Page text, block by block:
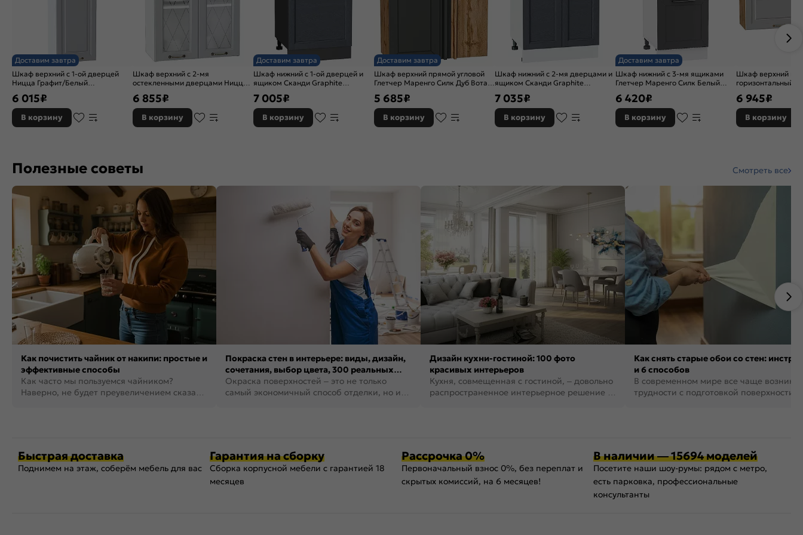
Доставим завтра
Шкаф верхний с 1-ой дверцей
Ницца Графит/Белый
6 015₽
В корзину
Шкаф верхний с 2-мя
остекленными дверцами Ницца
6 855₽
В корзину
Доставим завтра
Шкаф нижний с 1-ой дверцей и
ящиком Сканди Graphite
7 005₽
В корзину
Доставим завтра
Шкаф верхний прямой угловой
Глетчер Маренго Силк Дуб Вотан
5 685₽
В корзину
Шкаф нижний с 2-мя дверцами и
ящиком Сканди Graphite
7 035₽
В корзину
Доставим завтра
Шкаф нижний с 3-мя ящиками
Глетчер Маренго Силк Белый
6 420₽
В корзину
Шкаф верхний
горизонтальный
6 945₽
В корзину
Полезные советы Смотреть все
Как почистить чайник от накипи: простые и
эффективные способы
Как часто мы пользуемся чайником?
Наверно, не будет преувеличением сказать,
Покраска стен в интерьере: виды, дизайн,
сочетания, выбор цвета, 300 реальных
фото
Окраска поверхностей – это не только
самый экономичный способ отделки, но и
Дизайн кухни-гостиной: 100 фото
красивых интерьеров
Кухня, совмещенная с гостиной, – довольно
распространенное интерьерное решение в
Как снять старые обои со стен:
и 6 способов
В современном мире все чаще
трудности с подготовкой поверхности
Быстрая доставка
Поднимем на этаж, соберём мебель для вас
Гарантия на сборку
Сборка корпусной мебели с гарантией 18
месяцев
Рассрочка 0%
Первоначальный взнос 0%, без переплат и
скрытых комиссий, на 6 месяцев!
В наличии — 15694 моделей
Посетите наши шоу-румы: рядом с метро,
есть парковка, профессиональные
консультанты